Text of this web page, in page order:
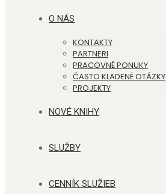
O NÁS
KONTAKTY
PARTNERI
PRACOVNÉ PONUKY
ČASTO KLADENÉ OTÁZKY
PROJEKTY
NOVÉ KNIHY
SLUŽBY
CENNÍK SLUŽIEB